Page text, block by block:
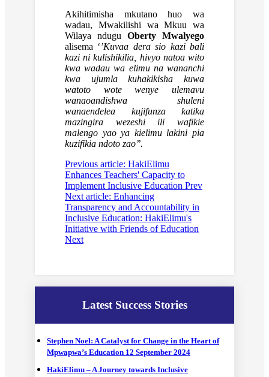
Akihitimisha mkutano huo wa
wadau, Mwakilishi wa Mkuu wa
Wilaya ndugu Oberty Mwalyego
alisema ‘’Kuvaa dera sio kazi bali
kazi ni kulishikilia, hivyo natoa wito
kwa wadau wa elimu na wananchi
kwa ujumla kuhakikisha kuwa
watoto wote wenye ulemavu
wanaoandishwa shuleni
wanaendelea kujifunza katika
mazingira wezeshi ili wafikie
malengo yao ya kielimu lakini pia
kuzifikia ndoto zao’’.
Previous article: HakiElimu
Enhances Teachers' Capacity to
Implement Inclusive Education Prev
Next article: Enhancing
Transparency and Accountability in
Inclusive Education: HakiElimu's
Initiative with Friends of Education
Next
Latest Success Stories
Stephen Noel: A Catalyst for Change in the Heart of
Mpwapwa’s Education 12 September 2024
HakiElimu – A Journey towards Inclusive